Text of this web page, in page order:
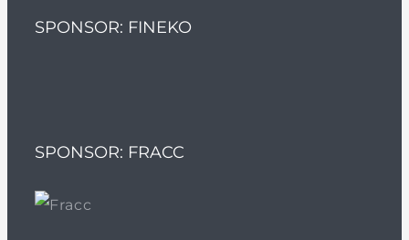
SPONSOR: FINEKO
SPONSOR: FRACC